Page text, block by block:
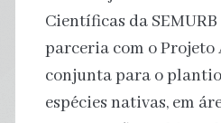
Científicas da
parceria com o Projeto
conjunta para o
espécies nativas, em